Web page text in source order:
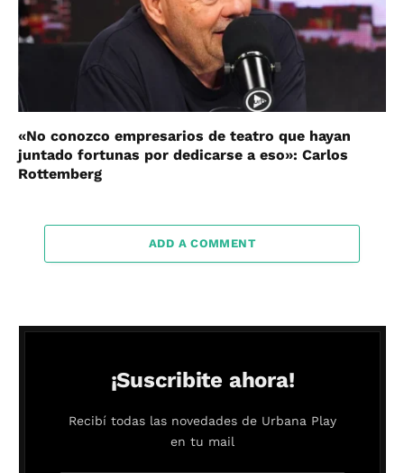
«No conozco empresarios de teatro que hayan
juntado fortunas por dedicarse a eso»: Carlos
Rottemberg
ADD A COMMENT
¡Suscribite ahora!
Recibí todas las novedades de Urbana Play
en tu mail